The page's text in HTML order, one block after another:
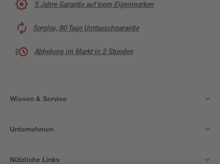
5 Jahre Garantie auf toom Eigenmarken
Sorglos, 90 Tage Umtauschgarantie
Abholung im Markt in 2 Stunden
Wissen & Service
Unternehmen
Nützliche Links